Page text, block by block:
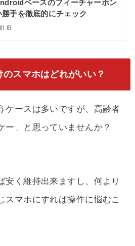
ベースのフィーチャーホン
勝手を徹底的にチェック
スマホはどれがいい？
ケースは多いですが、高齢者
ー」と思っていませんか？
安く維持出来ますし、何より
スマホにすれば操作に悩むこ